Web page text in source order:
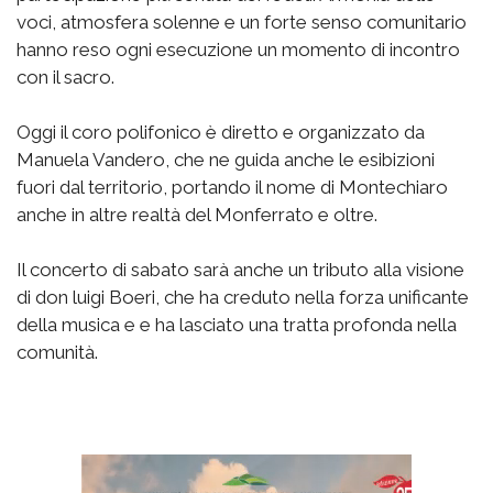
voci, atmosfera solenne e un forte senso comunitario
hanno reso ogni esecuzione un momento di incontro
con il sacro.
Oggi il coro polifonico è diretto e organizzato da
Manuela Vandero, che ne guida anche le esibizioni
fuori dal territorio, portando il nome di Montechiaro
anche in altre realtà del Monferrato e oltre.
Il concerto di sabato sarà anche un tributo alla visione
di don luigi Boeri, che ha creduto nella forza unificante
della musica e e ha lasciato una tratta profonda nella
comunità.